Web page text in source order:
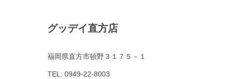
グッデイ直方店
福岡県直方市頓野３１７５－１
TEL: 0949-22-8003